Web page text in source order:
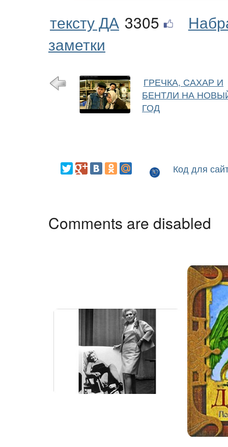
тексту ДА 3305
заметки
ГРЕЧКА, САХАР И
БЕНТЛИ НА
ГОД
Код для
Comments are disabled